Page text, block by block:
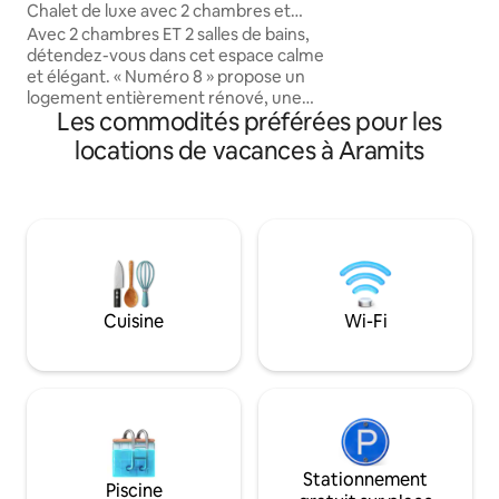
Chalet de luxe avec 2 chambres et
2 salles de bain
Avec 2 chambres ET 2 salles de bains,
détendez-vous dans cet espace calme
et élégant. « Numéro 8 » propose un
logement entièrement rénové, une
cuisine équipée toute neuve, la
climatisation/chauffage réversible, un
poêle à bois pour les nuits plus fraîches
direct à un réseau de pistes
cyclables/pédestres si vous souhaitez
laisser la voiture derrière vous et
admirer la vue sur les Pyrénées.
Les commodités préférées pour les
locations de vacances à Aramits
Cuisine Wi-Fi
Piscine
Stationnement